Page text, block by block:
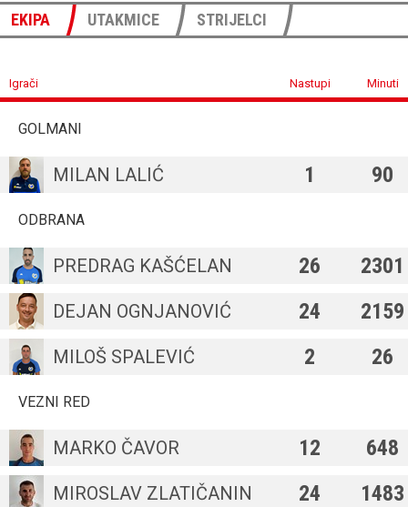
EKIPA UTAKMICE STRIJELCI
Igrači Nastupi Minuti
GOLMANI
MILAN LALIĆ 1 90
ODBRANA
PREDRAG KAŠĆELAN 26 2301
DEJAN OGNJANOVIĆ 24 2159
MILOŠ SPALEVIĆ 2 26
VEZNI RED
MARKO ČAVOR 12 648
MIROSLAV ZLATIČANIN 24 1483